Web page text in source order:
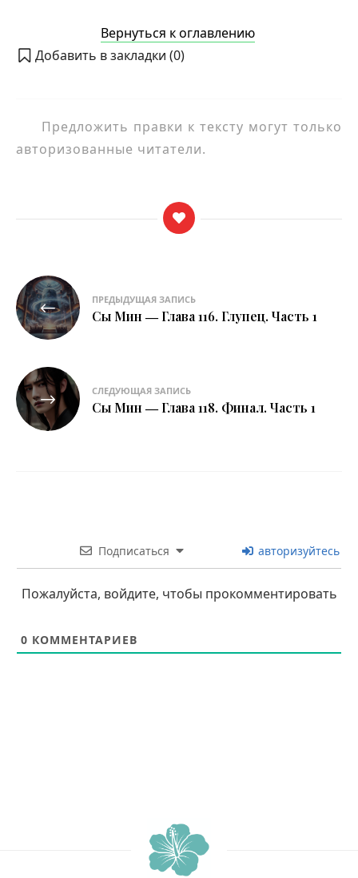
Вернуться к оглавлению
Добавить в закладки (0)
Предложить правки к тексту могут только
авторизованные читатели.
Навигация
по
записям
ПРЕДЫДУЩАЯ ЗАПИСЬ
Сы Мин ― Глава 116. Глупец. Часть 1
СЛЕДУЮЩАЯ ЗАПИСЬ
Сы Мин ― Глава 118. Финал. Часть 1
Подписаться авторизуйтесь
Пожалуйста, войдите, чтобы прокомментировать
0 КОММЕНТАРИЕВ